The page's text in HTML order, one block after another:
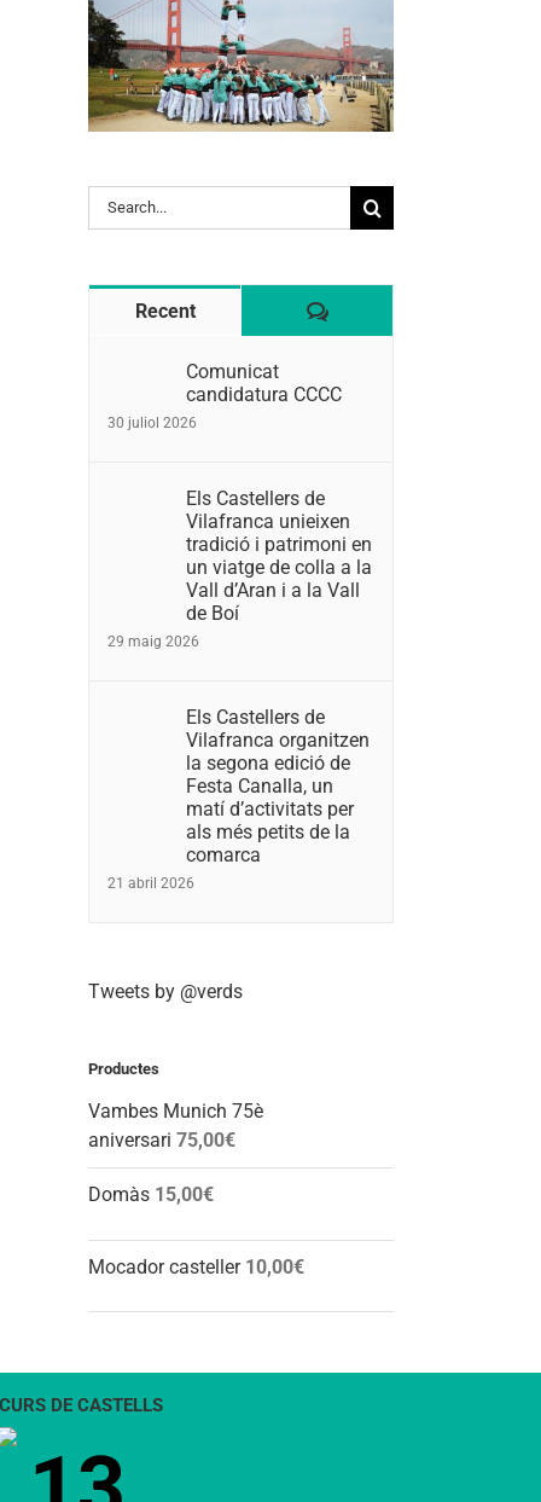
Search
for:
Recent Comentaris
Comunicat
candidatura CCCC
30 juliol 2026
Els Castellers de
Vilafranca unieixen
tradició i patrimoni en
un viatge de colla a la
Vall d’Aran i a la Vall
de Boí
29 maig 2026
Els Castellers de
Vilafranca organitzen
la segona edició de
Festa Canalla, un
matí d’activitats per
als més petits de la
comarca
21 abril 2026
Tweets by @verds
Productes
Vambes Munich 75è
aniversari 75,00€
Domàs 15,00€
Mocador casteller 10,00€
DE CASTELLS